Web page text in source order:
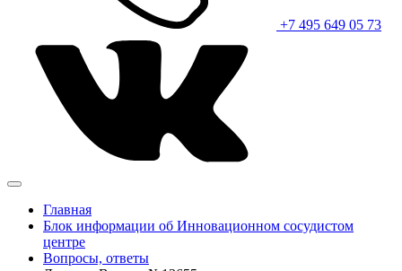
+7 495 649 05 73
Главная
Блок информации об Инновационном сосудистом
центре
Вопросы, ответы